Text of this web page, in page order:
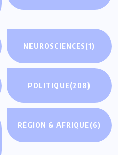
NEUROSCIENCES(1)
POLITIQUE(208)
RÉGION & AFRIQUE(6)